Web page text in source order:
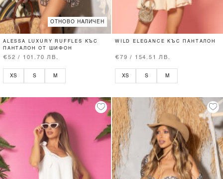
ОТНОВО НАЛИЧЕН
ALESSA LUXURY RUFFLES КЪС
ПАНТАЛОН ОТ ШИФОН
€52 / 101.70 ЛВ.
XS S M
WILD ELEGANCE КЪС ПАНТАЛОН
€79 / 154.51 ЛВ.
XS S M